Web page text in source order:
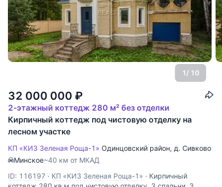
1/ 10
32 000 000 ₽
2-этажный коттедж 280 м² без отделки
Кирпичный коттедж под чистовую отделку на
лесном участке
КП «КИЗ Зеленая Роща-1» Одинцовский район, д. Сивково
Минское~40 км от МКАД
ID: 116197 · КП «КИЗ Зеленая Роща-1» · Кирпичный